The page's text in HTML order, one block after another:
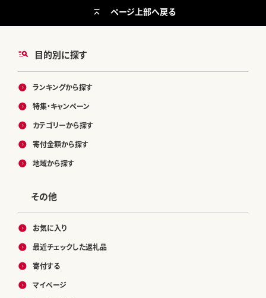
目的別に探す
ランキングから探す
特集・キャンペーン
カテゴリーから探す
寄付金額から探す
地域から探す
その他
お気に入り
最近チェックした返礼品
寄付する
マイページ
ページ上部へ戻る